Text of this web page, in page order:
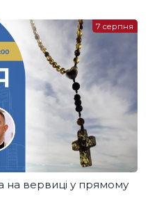
на вервиці у прямому
7 серпня